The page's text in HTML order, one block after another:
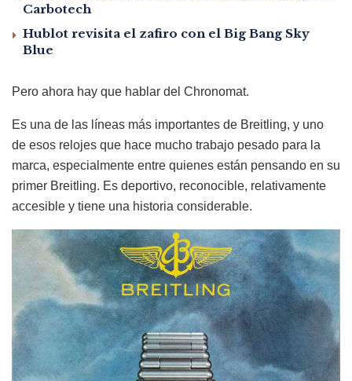
Carbotech
Hublot revisita el zafiro con el Big Bang Sky
Blue
Pero ahora hay que hablar del Chronomat.
Es una de las líneas más importantes de Breitling, y uno
de esos relojes que hace mucho trabajo pesado para la
marca, especialmente entre quienes están pensando en su
primer Breitling. Es deportivo, reconocible, relativamente
accesible y tiene una historia considerable.